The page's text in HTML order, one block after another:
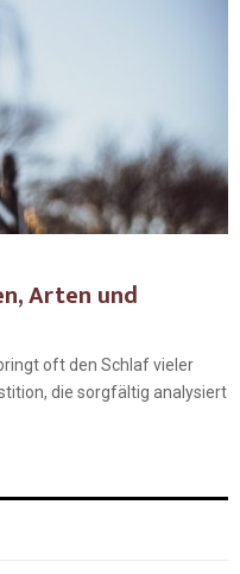
Arten und
oft den Schlaf vieler
die sorgfältig analysiert